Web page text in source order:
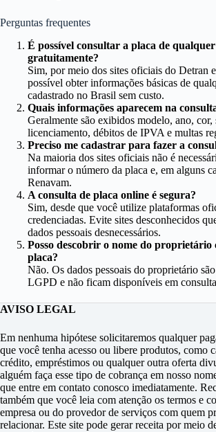
Perguntas frequentes
É possível consultar a placa de
gratuitamente?
Sim, por meio dos sites oficiais do Detran
possível obter informações básicas de
cadastrado no Brasil sem custo.
Quais informações aparecem na
Geralmente são exibidos modelo, ano, cor,
licenciamento, débitos de IPVA e multas
Preciso me cadastrar para fazer a
Na maioria dos sites oficiais não é
informar o número da placa e, em alguns
Renavam.
A consulta de placa online é segura?
Sim, desde que você utilize plataformas
credenciadas. Evite sites desconhecidos
dados pessoais desnecessários.
Posso descobrir o nome do proprietário
placa?
Não. Os dados pessoais do proprietário
LGPD e não ficam disponíveis em
AVISO LEGAL
Em nenhuma hipótese solicitaremos qualquer
que você tenha acesso ou libere produtos, como
crédito, empréstimos ou qualquer outra oferta
alguém faça esse tipo de cobrança em nosso
que entre em contato conosco imediatamente.
também que você leia com atenção os termos e
empresa ou do provedor de serviços com quem
relacionar. Este site pode gerar receita por meio